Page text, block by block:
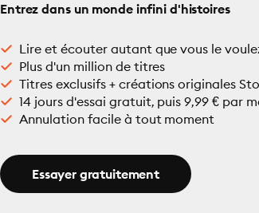
Entrez dans un monde infini d'histoires
Lire et écouter autant que vous le
Plus d'un million de titres
Titres exclusifs + créations originales
14 jours d'essai gratuit, puis 9,99 € par
Annulation facile à tout moment
Essayer gratuitement